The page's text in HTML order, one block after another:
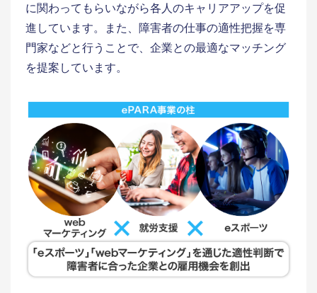
に関わってもらいながら各人のキャリアアップを促
進しています。また、障害者の仕事の適性把握を専
門家などと行うことで、企業との最適なマッチング
を提案しています。